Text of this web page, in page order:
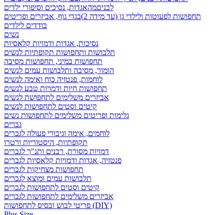
לבניםמהאגדות, נסיכים וסיפורי ילדים
תחפושות לפעוטות ולילדי גן (עד מידה 2)
בגדי גוף, אביזרים ופריטים
בודדים לילדים
נשים
נסיכות, אגדות ודמויות קלאסיות
תלבושות ותחפושות תקופתיות לנשים
תחפושות במיני, תחפושות מסיבה
הומור, מסיבה ותלבושות עמים לנשים
לוחמות, פנטזיה כוח ואימה לנשים
תחפושות חיות ודמויות טבע לנשים
אביזרים משלימים לתחפושת לנשים
קיטים וסטים לתחפושות לנשים
גלימות ופריטים משלימים לתחפושות נשים
גברים
לוחמים, אימה וגיבורי פעולה לגברים
תקופתיות, היסטוריות ורטרו
דמויות מסורת, רבנים ותנ"ך לגברים
פנטזיה, אגדות ודמויות קלאסיות לגברים
תחפושות מצחיקות לגברים
תלבושות עמים ומוצא לגברים
קיטים וסטים לתחפושות לגברים
אביזרים משלימים לתחפושות לגברים
פריטי לבוש ובסיס לתחפושות (DIY)